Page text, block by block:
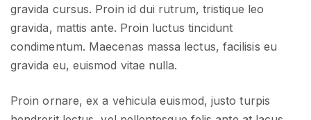
gravida cursus. Proin id dui rutrum, tristique leo
gravida, mattis ante. Proin luctus tincidunt
condimentum. Maecenas massa lectus, facilisis eu
gravida eu, euismod vitae nulla.
Proin ornare, ex a vehicula euismod, justo turpis